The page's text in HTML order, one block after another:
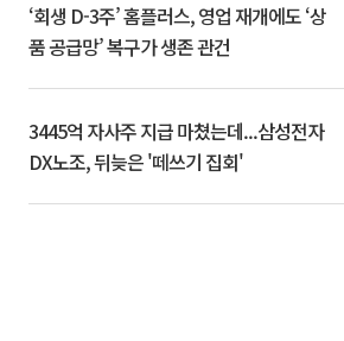
‘회생 D-3주’ 홈플러스, 영업 재개에도 ‘상
품 공급망’ 복구가 생존 관건
3445억 자사주 지급 마쳤는데...삼성전자
DX노조, 뒤늦은 '떼쓰기 집회'